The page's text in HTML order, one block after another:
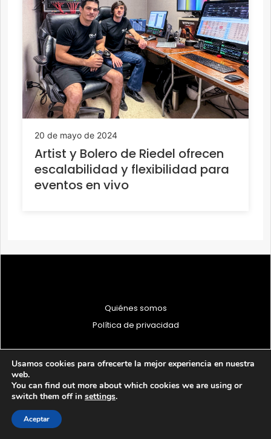
20 de mayo de 2024
Artist y Bolero de Riedel ofrecen
escalabilidad y flexibilidad para
eventos en vivo
Quiénes somos
Política de privacidad
© 1997 - 2026 PRODU - Todos los derechos reservados
Usamos cookies para ofrecerte la mejor experiencia en nuestra
web.
You can find out more about which cookies we are using or
switch them off in settings.
Aceptar